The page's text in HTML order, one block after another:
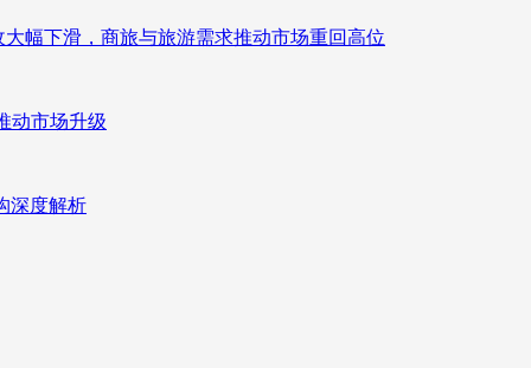
幅下滑，商旅与旅游需求推动市场重回高位
动市场升级
深度解析